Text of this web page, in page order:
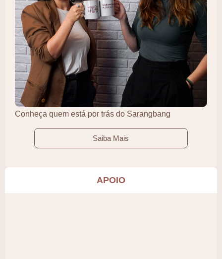
Conheça quem está por trás do Sarangbang
Saiba Mais
APOIO